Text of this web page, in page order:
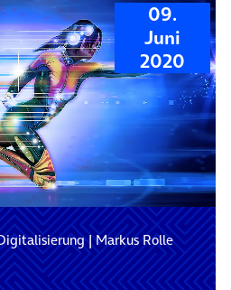
09.
Juni
2020
|Markus Rolle